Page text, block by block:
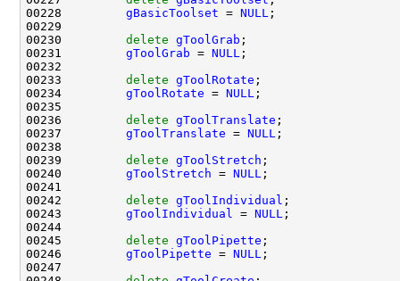
00228 gBasicToolset = NULL
00230 delete gToolGrab
00231 gToolGrab = NULL
00233 delete gToolRotate
00234 gToolRotate = NULL
00236 delete gToolTranslate
00237 gToolTranslate = NULL
00239 delete gToolStretch
00240 gToolStretch = NULL
00242 delete gToolIndividual
00243 gToolIndividual = NULL
00245 delete gToolPipette
00246 gToolPipette = NULL